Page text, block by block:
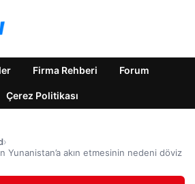
Firma Rehberi Forum
Çerez Politikası
›
Yunanistan’a akın etmesinin nedeni döviz